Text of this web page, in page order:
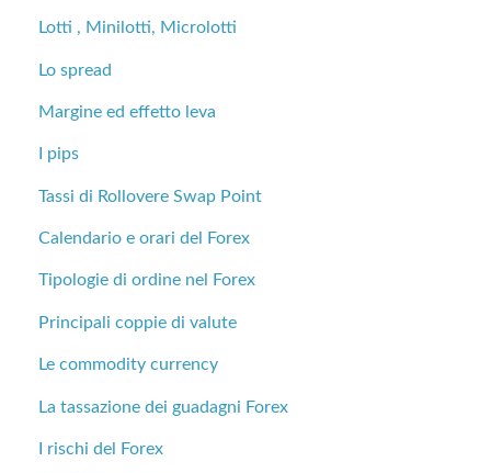
Lotti , Minilotti, Microlotti
Lo spread
Margine ed effetto leva
I pips
Tassi di Rollovere Swap Point
Calendario e orari del Forex
Tipologie di ordine nel Forex
Principali coppie di valute
Le commodity currency
La tassazione dei guadagni Forex
I rischi del Forex